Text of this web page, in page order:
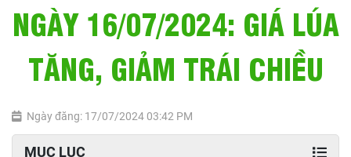
NGÀY 16/07/2024: GIÁ LÚA
TĂNG, GIẢM TRÁI CHIỀU
Ngày đăng: 17/07/2024 03:42 PM
MỤC LỤC